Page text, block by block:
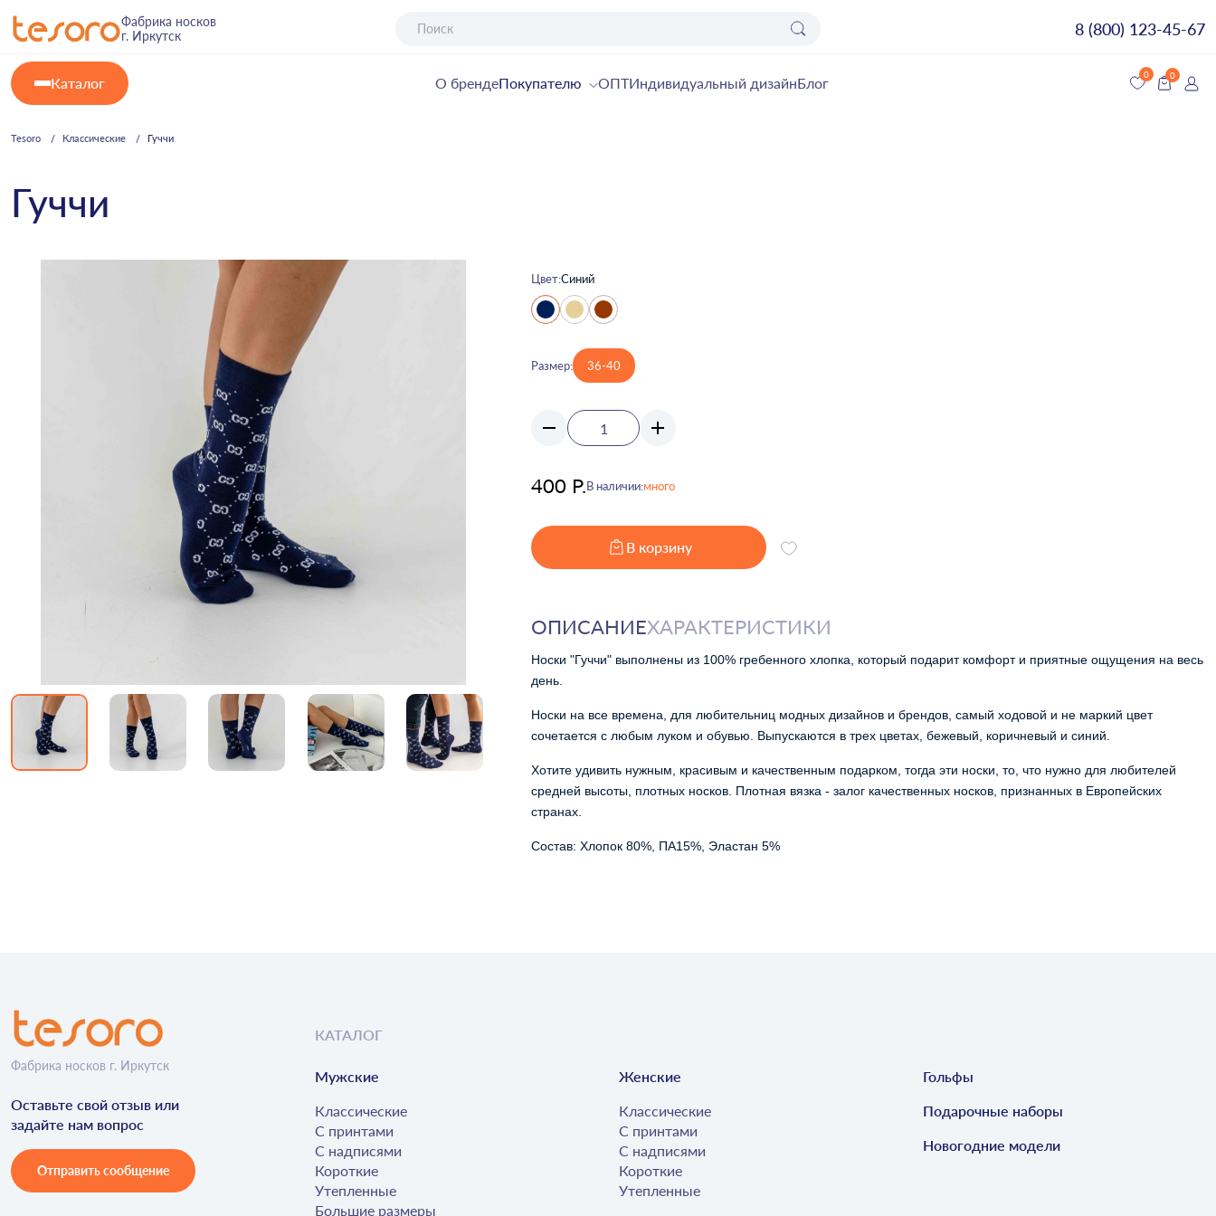
Фабрика носков
г. Иркутск
8 (800) 123-45-67
Каталог О брендеПокупателю ОПТИндивидуальный дизайнБлог
Tesoro Классические Гуччи
Гуччи
Цвет:Синий
Размер: 36-40
400 Р.В наличии:много
В корзину
ОПИСАНИЕХАРАКТЕРИСТИКИ
Носки "Гуччи" выполнены из 100% гребенного хлопка, который подарит комфорт и приятные ощущения на весь
день.
Носки на все времена, для любительниц модных дизайнов и брендов, самый ходовой и не маркий цвет
сочетается с любым луком и обувью. Выпускаются в трех цветах, бежевый, коричневый и синий.
Хотите удивить нужным, красивым и качественным подарком, тогда эти носки, то, что нужно для любителей
средней высоты, плотных носков. Плотная вязка - залог качественных носков, признанных в Европейских
странах.
Состав: Хлопок 80%, ПА15%, Эластан 5%
Фабрика носков г. Иркутск
Оставьте свой отзыв или
задайте нам вопрос
Отправить сообщение
КАТАЛОГ
Мужские
Классические
С принтами
С надписями
Короткие
Утепленные
Большие размеры
Женские
Классические
С принтами
С надписями
Короткие
Утепленные
Гольфы
Подарочные наборы
Новогодние модели